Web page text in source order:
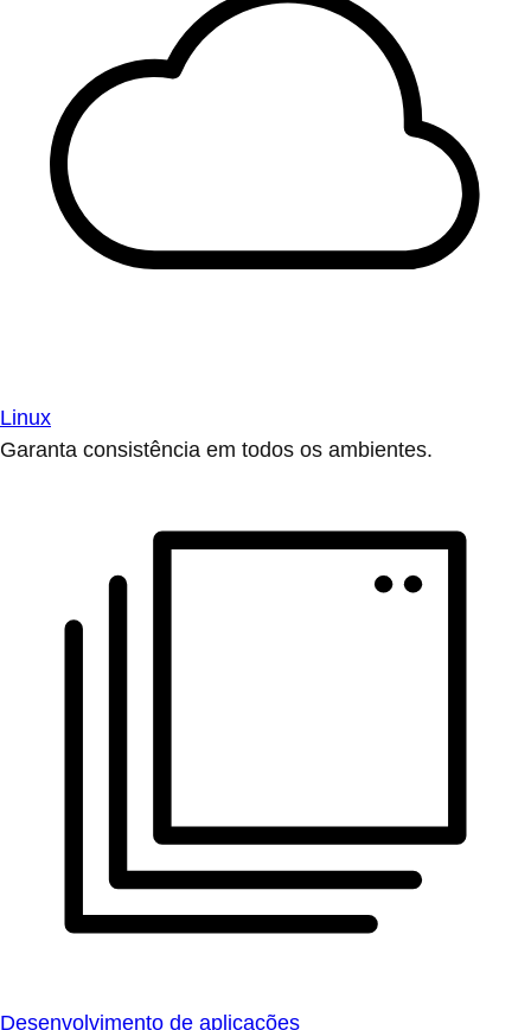
Linux
Garanta consistência em todos os ambientes.
Desenvolvimento de aplicações